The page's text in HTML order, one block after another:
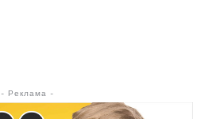
- Реклама -